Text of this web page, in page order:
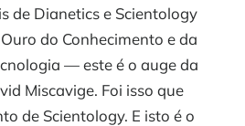
de Dianetics e Scientology
do Conhecimento e da
— este é o auge da
Miscavige. Foi isso que
de Scientology. E isto é o